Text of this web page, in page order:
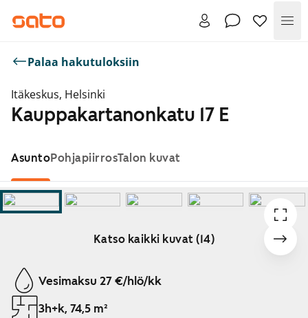
Palaa hakutuloksiin
Itäkeskus, Helsinki
Kauppakartanonkatu 17 E
AsuntoPohjapiirrosTalon kuvat
Katso kaikki kuvat (14)
Näytetään dia 1 / 14
Vesimaksu 27 €/hlö/kk
3h+k, 74,5 m²